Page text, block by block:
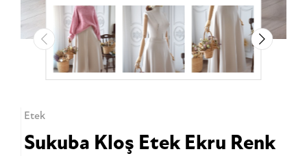
Etek
Sukuba Kloş Etek Ekru Renk